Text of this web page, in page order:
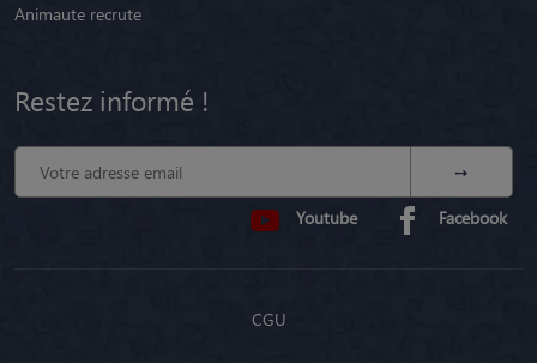
Animaute recrute
Restez informé !
Youtube Facebook
CGU